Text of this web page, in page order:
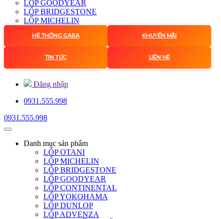
LỐP GOODYEAR
LỐP BRIDGESTONE
LỐP MICHELIN
HỆ THỐNG GARA KHUYẾN MÃI
TIN TỨC LIÊN HỆ
Đăng nhập
0931.555.998
0931.555.998
Danh mục sản phẩm
LỐP OTANI
LỐP MICHELIN
LỐP BRIDGESTONE
LỐP GOODYEAR
LỐP CONTINENTAL
LỐP YOKOHAMA
LỐP DUNLOP
LỐP ADVENZA